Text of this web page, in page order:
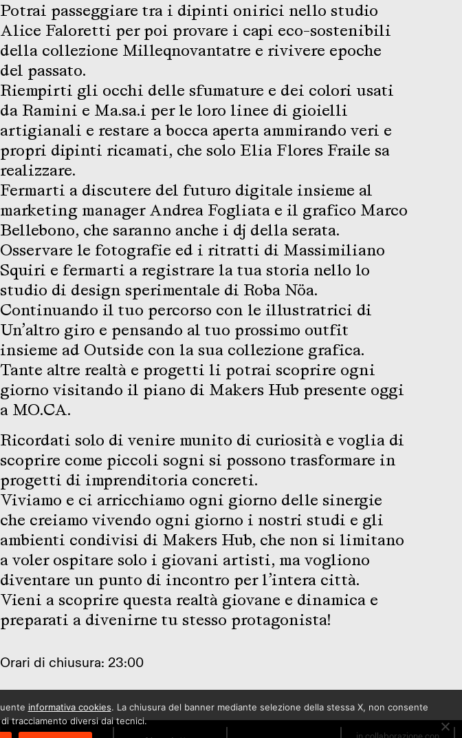
Potrai passeggiare tra i dipinti onirici nello studio
Alice Faloretti per poi provare i capi eco-sostenibili
della collezione Milleqnovantatre e rivivere epoche
del passato.
Riempirti gli occhi delle sfumature e dei colori usati
da Ramini e Ma.sa.i per le loro linee di gioielli
artigianali e restare a bocca aperta ammirando veri e
propri dipinti ricamati, che solo Elia Flores Fraile sa
realizzare.
Fermarti a discutere del futuro digitale insieme al
marketing manager Andrea Fogliata e il grafico Marco
Bellebono, che saranno anche i dj della serata.
Osservare le fotografie ed i ritratti di Massimiliano
Squiri e fermarti a registrare la tua storia nello lo
studio di design sperimentale di Roba Nöa.
Continuando il tuo percorso con le illustratrici di
Un’altro giro e pensando al tuo prossimo outfit
insieme ad Outside con la sua collezione grafica.
Tante altre realtà e progetti li potrai scoprire ogni
giorno visitando il piano di Makers Hub presente oggi
a MO.CA.
Ricordati solo di venire munito di curiosità e voglia di
scoprire come piccoli sogni si possono trasformare in
progetti di imprenditoria concreti.
Viviamo e ci arricchiamo ogni giorno delle sinergie
che creiamo vivendo ogni giorno i nostri studi e gli
ambienti condivisi di Makers Hub, che non si limitano
a voler ospitare solo i giovani artisti, ma vogliono
diventare un punto di incontro per l’intera città.
Vieni a scoprire questa realtà giovane e dinamica e
preparati a divenirne tu stesso protagonista!
Orari di chiusura: 23:00
informativa cookies. La chiusura del banner mediante selezione della stessa X, non consente
tracciamento diversi dai tecnici.